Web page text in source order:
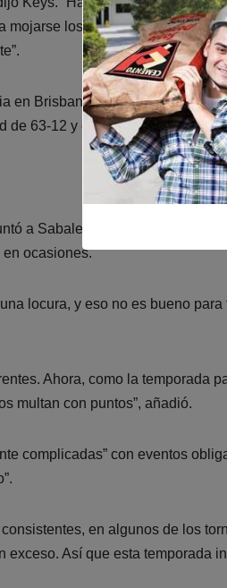
mojarse los pies y tratar de
en Brisbane y lo terminó con un
de 63-12 y cerró el año en la
a Sabalenka si, como la
ocasiones.
locura, y eso no es bueno
Ahora, como la temporada
multan con puntos”, añadió.
complicadas” con eventos
en algunos de los
Así que esta temporada